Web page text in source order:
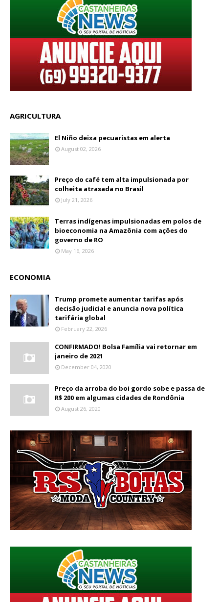
AGRICULTURA
El Niño deixa pecuaristas em alerta
August 02, 2026
Preço do café tem alta impulsionada por
colheita atrasada no Brasil
July 21, 2026
Terras indígenas impulsionadas em polos de
bioeconomia na Amazônia com ações do
governo de RO
May 16, 2026
ECONOMIA
Trump promete aumentar tarifas após
decisão judicial e anuncia nova política
tarifária global
February 22, 2026
CONFIRMADO! Bolsa Família vai retornar em
janeiro de 2021
December 04, 2020
Preço da arroba do boi gordo sobe e passa de
R$ 200 em algumas cidades de Rondônia
August 26, 2020